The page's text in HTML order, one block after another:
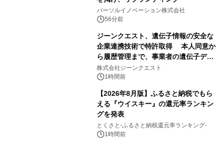
パーソルイノベーション株式会社
56分前
ジーンクエスト、遺伝子情報の安全な
企業連携技術で特許取得 本人同意か
ら履歴管理まで、事業者の遺伝子デー
タ活用を支援
株式会社ジーンクエスト
1時間前
【2026年8月版】ふるさと納税でもら
える『ウイスキー』の還元率ランキン
グを発表
とくさと-ふるさと納税還元率ランキング-
1時間前